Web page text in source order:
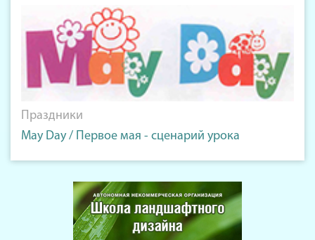
Праздники
May Day / Первое мая - сценарий урока